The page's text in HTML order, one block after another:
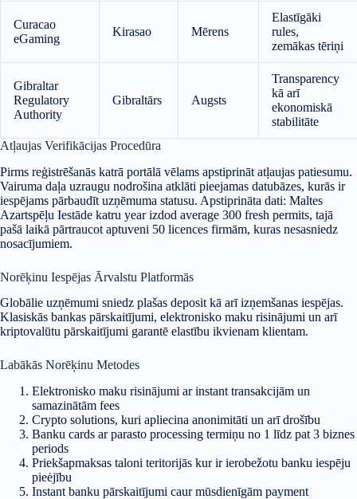
Curacao
eGaming
Kirasao Mērens
Elastīgāki
rules,
zemākas tēriņi
Gibraltar
Regulatory
Authority
Gibraltārs Augsts
Transparency
kā arī
ekonomiskā
stabilitāte
Atļaujas Verifikācijas Procedūra
Pirms reģistrēšanās katrā portālā vēlams apstiprināt atļaujas patiesumu.
Vairuma daļa uzraugu nodrošina atklāti pieejamas datubāzes, kurās ir
iespējams pārbaudīt uzņēmuma statusu. Apstiprināta dati: Maltes
Azartspēļu Iestāde katru year izdod average 300 fresh permits, tajā
pašā laikā pārtraucot aptuveni 50 licences firmām, kuras nesasniedz
nosacījumiem.
Norēķinu Iespējas Ārvalstu Platformās
Globālie uzņēmumi sniedz plašas deposit kā arī izņemšanas iespējas.
Klasiskās bankas pārskaitījumi, elektronisko maku risinājumi un arī
kriptovalūtu pārskaitījumi garantē elastību ikvienam klientam.
Labākās Norēķinu Metodes
Elektronisko maku risinājumi ar instant transakcijām un
samazinātām fees
Crypto solutions, kuri apliecina anonimitāti un arī drošību
Banku cards ar parasto processing termiņu no 1 līdz pat 3 biznes
periods
Priekšapmaksas taloni teritorijās kur ir ierobežotu banku iespēju
pieėjību
Instant banku pārskaitījumi caur mūsdienīgām payment